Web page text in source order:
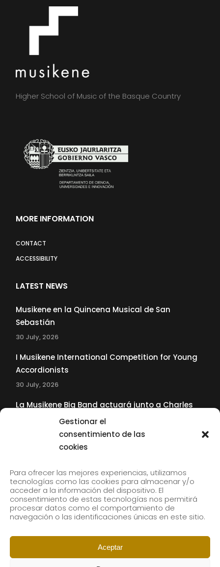
Gestionar el
consentimiento de las
cookies
Para ofrecer las mejores experiencias, utilizamos
tecnologías como las cookies para almacenar y/o
acceder a la información del dispositivo. El
consentimiento de estas tecnologías nos permitirá
procesar datos como el comportamiento de
navegación o las identificaciones únicas en este sitio.
Aceptar
Higher School of Music of the Basque Country
MORE INFORMATION
CONTACT
ACCESSIBILITY
LATEST NEWS
Musikene en la Quincena Musical de San
Sebastián
30 July, 2026
I Musikene International Competition for Young
Accordionists
30 July, 2026
La Musikene Big Band actuará junto a Charles
Tolliver en el 61 Jazzaldia
Subscribe to our newsletter to receive our news by
email.